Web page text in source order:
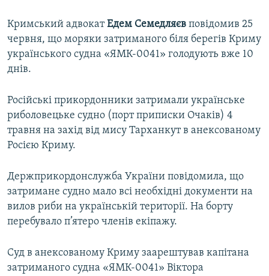
Кримський адвокатЕдем Семедляєв повідомив 25
червня, що моряки затриманого біля берегів Криму
українського судна «ЯМК-0041» голодують вже 10
днів.
Російські прикордонники затримали українське
риболовецьке судно (порт приписки Очаків) 4
травня на захід від мису Тарханкут в анексованому
Росією Криму.
Держприкордонслужба України повідомила, що
затримане судно мало всі необхідні документи на
вилов риби на українській території. На борту
перебувало п’ятеро членів екіпажу.
Суд в анексованому Криму заарештував капітана
затриманого судна «ЯМК-0041» Віктора